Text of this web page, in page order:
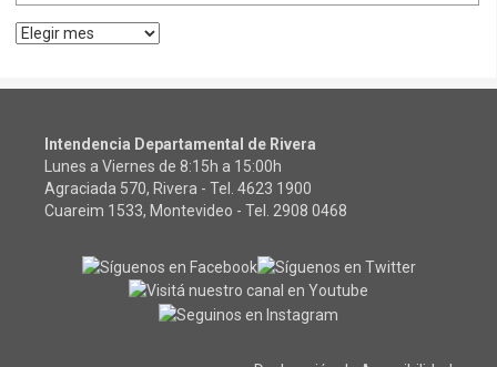
Archivos
Intendencia Departamental de Rivera
Lunes a Viernes de 8:15h a 15:00h
Agraciada 570, Rivera - Tel. 4623 1900
Cuareim 1533, Montevideo - Tel. 2908 0468